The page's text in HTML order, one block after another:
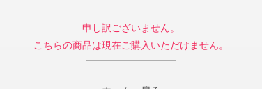
申し訳ございません。
こちらの商品は現在ご購入いただけません。